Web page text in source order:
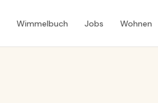
Wimmelbuch Jobs Wohnen